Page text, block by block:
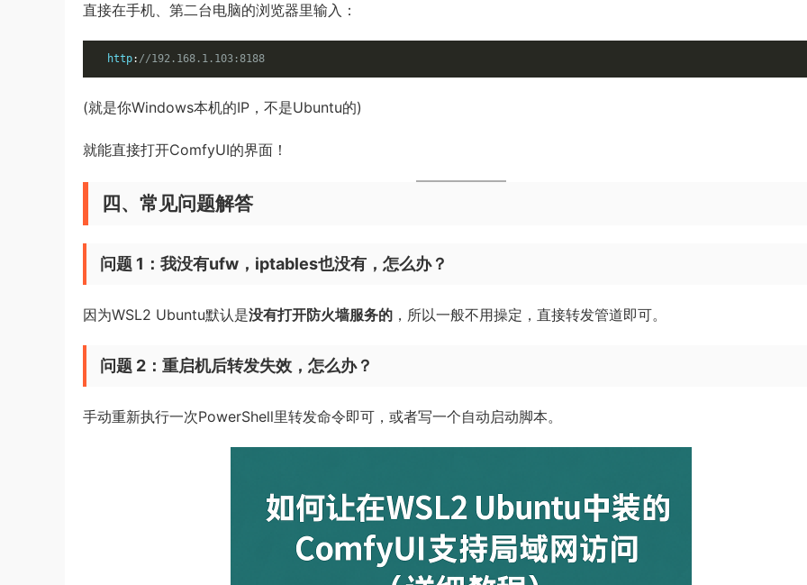
直接在手机、第二台电脑的浏览器里输入：
http: //192.168.1.103:8188
(就是你Windows本机的IP，不是Ubuntu的)
就能直接打开ComfyUI的界面！
四、常见问题解答
问题 1：我没有ufw，iptables也没有，怎么办？
因为WSL2 Ubuntu默认是没有打开防火墙服务的 ，所以一般不用操定，直接转发管道即可。
问题 2：重启机后转发失效，怎么办？
手动重新执行一次PowerShell里转发命令即可，或者写一个自动启动脚本。